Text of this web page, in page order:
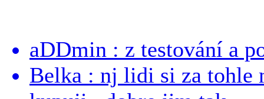
aDDmin : z testování a
Belka : nj lidi si za tohle